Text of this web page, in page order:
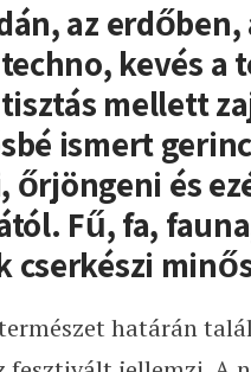
Kolorádóban!
az
kevés a
mellett
ismert
őrjöngeni és
Fű, fa,
cserkészi
határán